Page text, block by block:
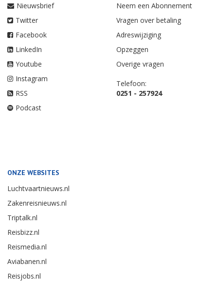
Nieuwsbrief
Twitter
Facebook
LinkedIn
Youtube
Instagram
RSS
Podcast
Neem een Abonnement
Vragen over betaling
Adreswijziging
Opzeggen
Overige vragen
Telefoon:
0251 - 257924
ONZE WEBSITES
Luchtvaartnieuws.nl
Zakenreisnieuws.nl
Triptalk.nl
Reisbizz.nl
Reismedia.nl
Aviabanen.nl
Reisjobs.nl